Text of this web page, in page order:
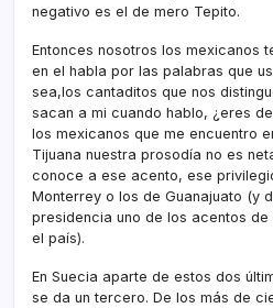
negativo es el de mero Tepito.
Entonces nosotros los mexicanos
en el habla por las palabras que
sea,los cantaditos que nos
sacan a mi cuando hablo, ¿eres
los mexicanos que me encuentro
Tijuana nuestra prosodí­a no es
conoce a ese acento, ese
Monterrey o los de Guanajuato (y
presidencia uno de los acentos
el paí­s).
En Suecia aparte de estos dos
se da un tercero. De los más de